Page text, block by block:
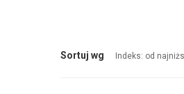
Sortuj wg Indeks: od